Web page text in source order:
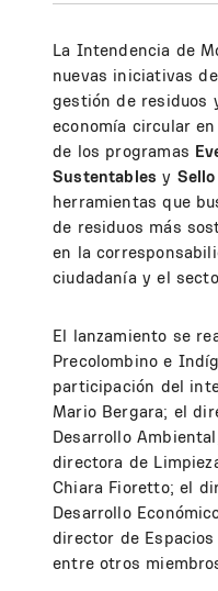
La Intendencia de
nuevas iniciativas
gestión de residuos
economía circular
de los programas
Sustentables y
herramientas que
de residuos más
en la
ciudadanía y el
El lanzamiento se
Precolombino e
participación del
Mario Bergara; el
Desarrollo
directora de
Chiara Fioretto; el
Desarrollo
director de Espacios
entre otros